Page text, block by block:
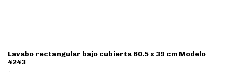
Lavabo rectangular bajo cubierta 60.5 x 39 cm Modelo
4243